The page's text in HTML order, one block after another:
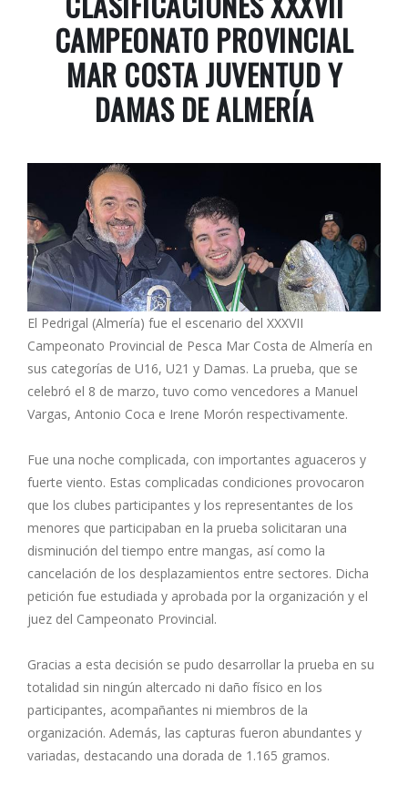
CAMPEONATO PROVINCIAL
MAR COSTA JUVENTUD Y
DAMAS DE ALMERÍA
El Pedrigal (Almería) fue el escenario del XXXVII
Campeonato Provincial de Pesca Mar Costa de Almería en
sus categorías de U16, U21 y Damas. La prueba, que se
celebró el 8 de marzo, tuvo como vencedores a Manuel
Vargas, Antonio Coca e Irene Morón respectivamente.
Fue una noche complicada, con importantes aguaceros y
fuerte viento. Estas complicadas condiciones provocaron
que los clubes participantes y los representantes de los
menores que participaban en la prueba solicitaran una
disminución del tiempo entre mangas, así como la
cancelación de los desplazamientos entre sectores. Dicha
petición fue estudiada y aprobada por la organización y el
juez del Campeonato Provincial.
Gracias a esta decisión se pudo desarrollar la prueba en su
totalidad sin ningún altercado ni daño físico en los
participantes, acompañantes ni miembros de la
organización. Además, las capturas fueron abundantes y
variadas, destacando una dorada de 1.165 gramos.